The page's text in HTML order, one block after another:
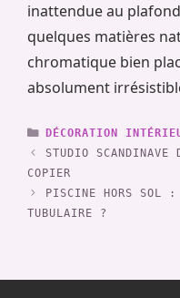
inattendue au
quelques matières
chromatique bien
absolument
CATÉGORIES
DÉCORATION
STUDIO
COPIER
PISCINE HORS SOL
TUBULAIRE ?